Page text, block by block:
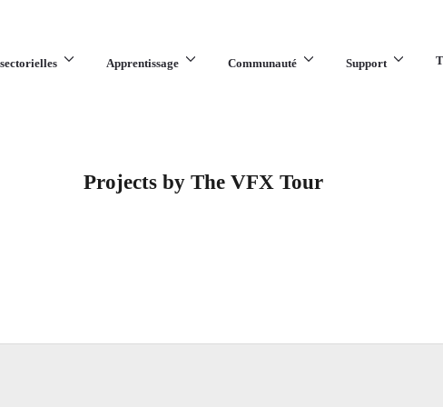
Apprentissage Communauté Support
Projects by The VFX Tour